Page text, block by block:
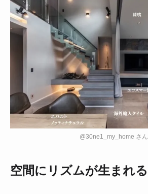
@30ne1_my_home さん
空間にリズムが生まれる